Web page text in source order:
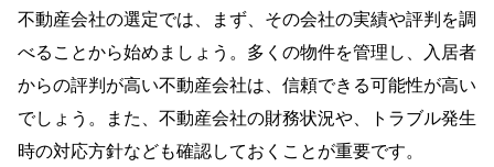
不動産会社の選定では、まず、その会社の実績や評判を調
べることから始めましょう。多くの物件を管理し、入居者
からの評判が高い不動産会社は、信頼できる可能性が高い
でしょう。また、不動産会社の財務状況や、トラブル発生
時の対応方針なども確認しておくことが重要です。